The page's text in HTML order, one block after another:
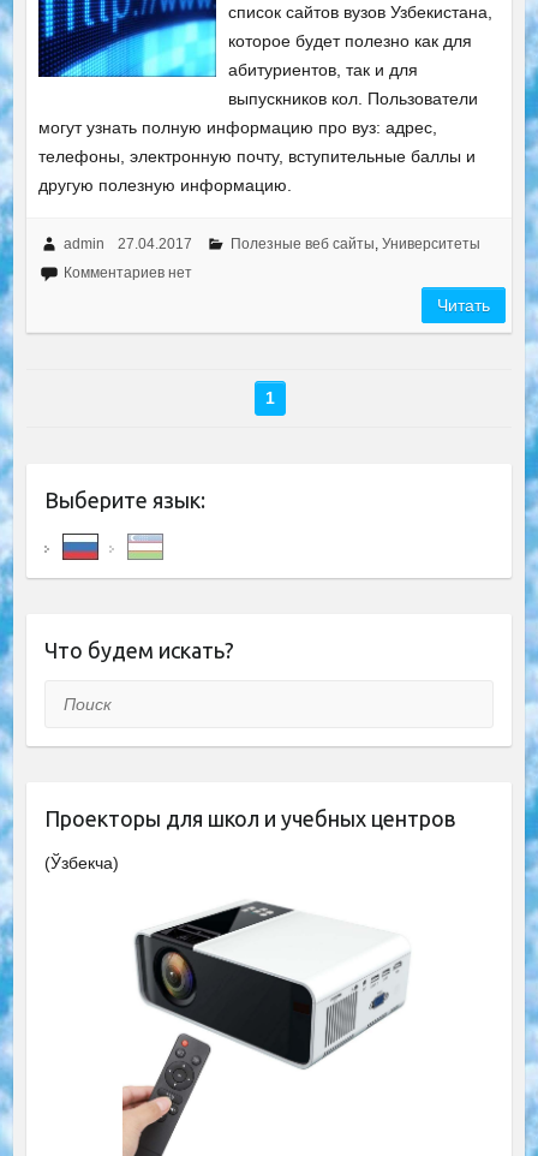
список сайтов вузов Узбекистана,
которое будет полезно как для
абитуриентов, так и для
выпускников кол. Пользователи
могут узнать полную информацию про вуз: адрес,
телефоны, электронную почту, вступительные баллы и
другую полезную информацию.
admin 27.04.2017 Полезные веб сайты, Университеты
Комментариев нет
Читать
1
Выберите язык:
Что будем искать?
Поиск
Проекторы для школ и учебных центров
(Ўзбекча)